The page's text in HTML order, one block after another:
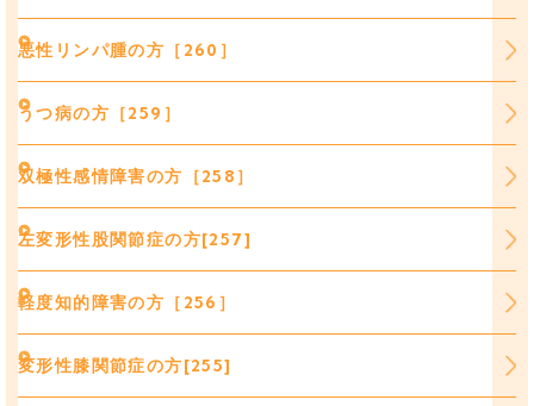
悪性リンパ腫の方［260］
うつ病の方［259］
双極性感情障害の方［258］
左変形性股関節症の方[257]
軽度知的障害の方［256］
変形性膝関節症の方[255]